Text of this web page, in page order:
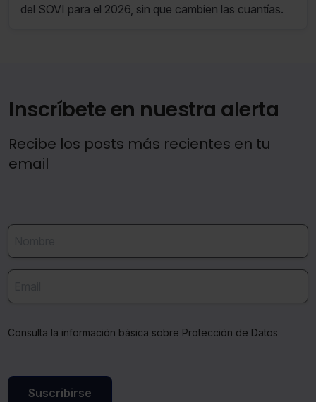
del SOVI para el 2026, sin que cambien las cuantías.
Inscríbete en nuestra alerta
Recibe los posts más recientes en tu
email
Consulta la información básica sobre Protección de Datos
Suscribirse